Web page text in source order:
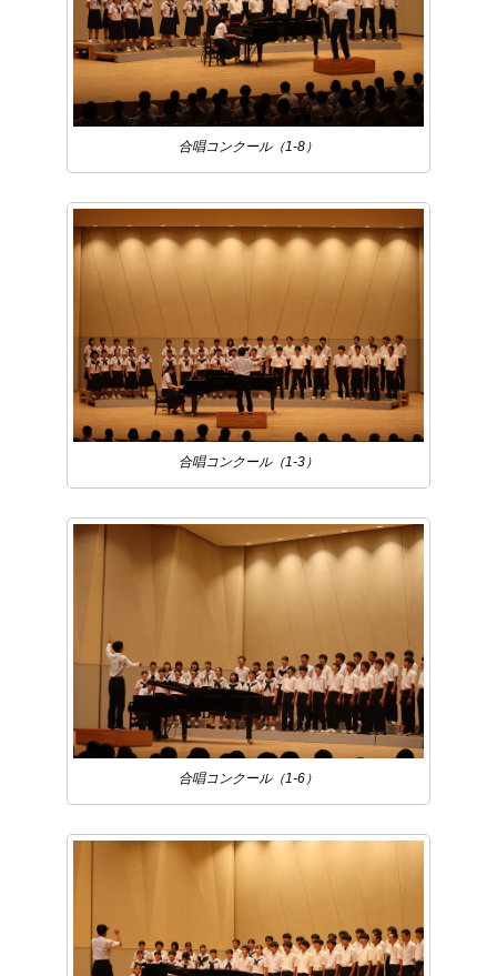
合唱コンクール（1-8）
合唱コンクール（1-3）
合唱コンクール（1-6）